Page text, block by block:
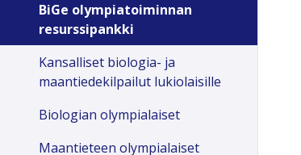
BiGe olympiatoiminnan
resurssipankki
Kansalliset biologia- ja
maantiedekilpailut lukiolaisille
Biologian olympialaiset
Maantieteen olympialaiset